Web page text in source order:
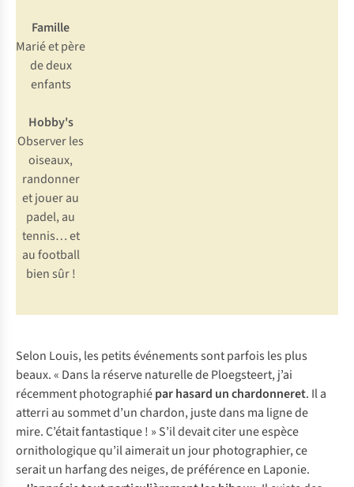
Famille
Marié et père
de deux
enfants
Hobby's
Observer les
oiseaux,
randonner
et jouer au
padel, au
tennis… et
au football
bien sûr !
Selon Louis, les petits événements sont parfois les plus
beaux. « Dans la réserve naturelle de Ploegsteert, j’ai
récemment photographiépar hasard un chardonneret. Il a
atterri au sommet d’un chardon, juste dans ma ligne de
mire. C’était fantastique ! » S’il devait citer une espèce
ornithologique qu’il aimerait un jour photographier, ce
serait un harfang des neiges, de préférence en Laponie.